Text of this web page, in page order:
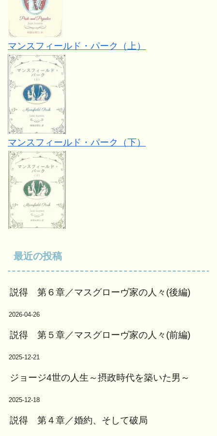
マンスフィールド・パーク（上）
マンスフィールド・パーク（下）
最近の投稿
説得 第６章／マスグローヴ家の人々(後編)
2026-04-26
説得 第５章／マスグローヴ家の人々(前編)
2025-12-21
ジョージ4世の人生～摂政時代を築いた男～
2025-12-18
説得 第４章／婚約、そして破局